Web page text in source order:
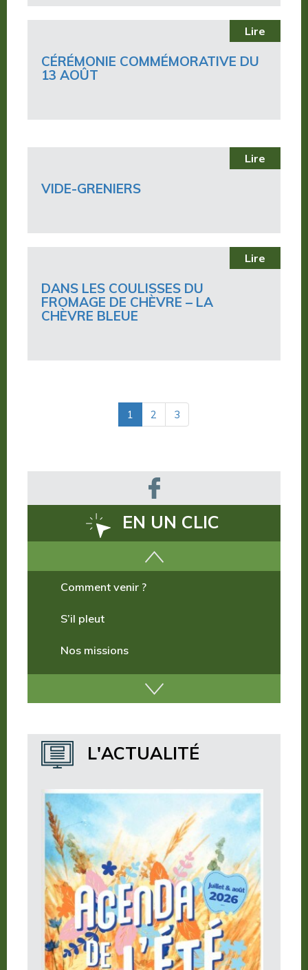
Lire
CÉRÉMONIE COMMÉMORATIVE DU
13 AOÛT
Lire
VIDE-GRENIERS
Lire
DANS LES COULISSES DU
FROMAGE DE CHÈVRE – LA
CHÈVRE BLEUE
1 (actuelle)
2 3
EN UN CLIC
Comment venir ?
S’il pleut
Nos missions
Nos incontournables
Où dormir ?
L'ACTUALITÉ